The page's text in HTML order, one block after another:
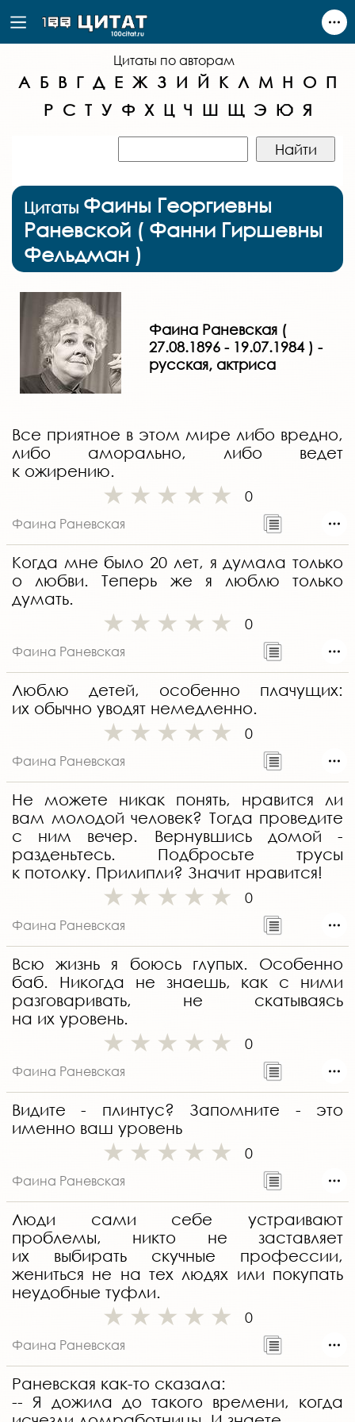
Цитаты по авторам
А Б В Г Д Е Ж З И Й К Л М Н О П
Р С Т У Ф Х Ц Ч Ш Щ Э Ю Я
Цитаты Фаины Георгиевны
Раневской ( Фанни Гиршевны
Фельдман )
Фаина Раневская (
27.08.1896 - 19.07.1984 ) -
русская, актриса
Все приятное в этом мире либо вредно,
либо аморально, либо ведет
к ожирению.
0
Фаина Раневская
Когда мне было 20 лет, я думала только
о любви. Теперь же я люблю только
думать.
0
Фаина Раневская
Люблю детей, особенно плачущих:
их обычно уводят немедленно.
0
Фаина Раневская
Не можете никак понять, нравится ли
вам молодой человек? Тогда проведите
с ним вечер. Вернувшись домой -
разденьтесь. Подбросьте трусы
к потолку. Прилипли? Значит нравится!
0
Фаина Раневская
Всю жизнь я боюсь глупых. Особенно
баб. Никогда не знаешь, как с ними
разговаривать, не скатываясь
на их уровень.
0
Фаина Раневская
Видите - плинтус? Запомните - это
именно ваш уровень
0
Фаина Раневская
Люди сами себе устраивают
проблемы, никто не заставляет
их выбирать скучные профессии,
жениться не на тех людях или покупать
неудобные туфли.
0
Фаина Раневская
Раневская как-то сказала:
-- Я дожила до такого времени, когда